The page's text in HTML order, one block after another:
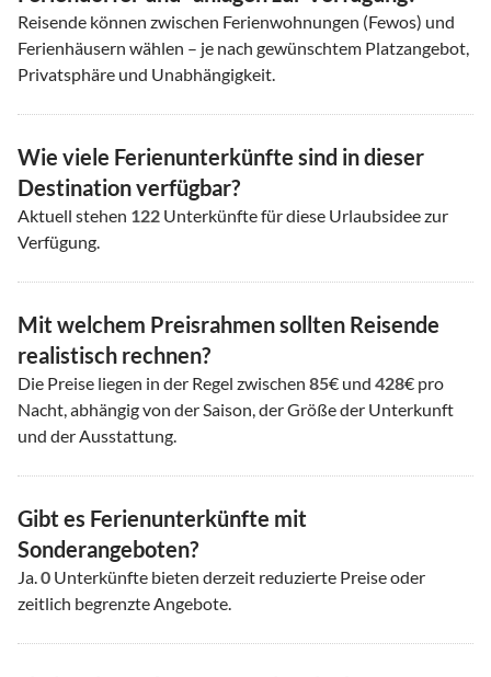
Reisende können zwischen Ferienwohnungen (Fewos) und
Ferienhäusern wählen – je nach gewünschtem Platzangebot,
Privatsphäre und Unabhängigkeit.
Wie viele Ferienunterkünfte sind in dieser
Destination verfügbar?
Aktuell stehen 122 Unterkünfte für diese Urlaubsidee zur
Verfügung.
Mit welchem Preisrahmen sollten Reisende
realistisch rechnen?
Die Preise liegen in der Regel zwischen 85€ und 428€ pro
Nacht, abhängig von der Saison, der Größe der Unterkunft
und der Ausstattung.
Gibt es Ferienunterkünfte mit
Sonderangeboten?
Ja.0 Unterkünfte bieten derzeit reduzierte Preise oder
zeitlich begrenzte Angebote.